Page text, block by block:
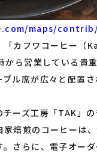
maps/contrib/
「カフワコーヒー
ら営業している貴
ル席が広々と配置
ーズ工房「TAK」
焙煎のコーヒーは
さらに、電子オー